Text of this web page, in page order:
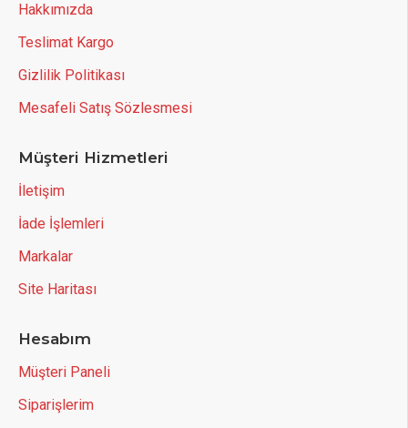
Hakkımızda
Teslimat Kargo
Gizlilik Politikası
Mesafeli Satış Sözlesmesi
Müşteri Hizmetleri
İletişim
İade İşlemleri
Markalar
Site Haritası
Hesabım
Müşteri Paneli
Siparişlerim